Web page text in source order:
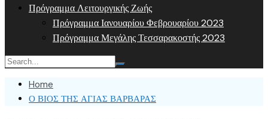
Πρόγραμμα Λειτουργικής Ζωής
Πρόγραμμα Ιανουαρίου Φεβρουαρίου 2023
Πρόγραμμα Μεγάλης Τεσσαρακοστής 2023
Home
Ο ΒΙΟΣ ΤΗΣ ΑΓΙΑΣ ΒΑΡΒΑΡΑΣ